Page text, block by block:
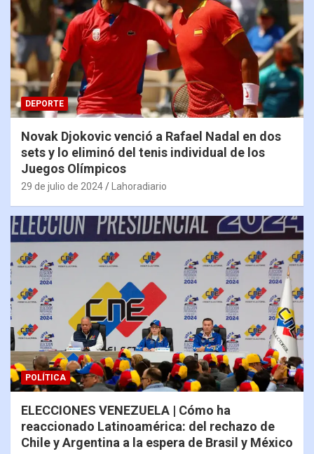
DEPORTE
Novak Djokovic venció a Rafael Nadal en dos
sets y lo eliminó del tenis individual de los
Juegos Olímpicos
29 de julio de 2024 Lahoradiario
POLÍTICA
ELECCIONES VENEZUELA | Cómo ha
reaccionado Latinoamérica: del rechazo de
Chile y Argentina a la espera de Brasil y México